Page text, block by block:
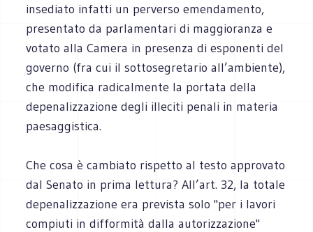
insediato infatti un perverso emendamento,
presentato da parlamentari di maggioranza e
votato alla Camera in presenza di esponenti del
governo (fra cui il sottosegretario all’ambiente),
che modifica radicalmente la portata della
depenalizzazione degli illeciti penali in materia
paesaggistica.
Che cosa è cambiato rispetto al testo approvato
dal Senato in prima lettura? All’art. 32, la totale
depenalizzazione era prevista solo "per i lavori
compiuti in difformità dalla autorizzazione"